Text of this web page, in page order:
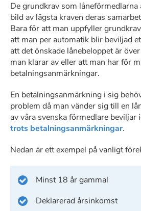
De grundkrav som låneförmedlarna
bild av lägsta kraven deras
Bara för att man uppfyller
att man per automatik blir beviljad
att det önskade lånebeloppet är
man klarar av eller att man har för
betalningsanmärkningar.
En betalningsanmärkning i sig
problem då man vänder sig till en
av våra svenska förmedlare beviljar
trots betalningsanmärkningar.
Nedan är ett exempel på vanligt
Minst 18 år gammal
Deklarerad årsinkomst